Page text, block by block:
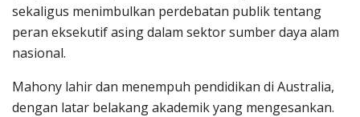
sekaligus menimbulkan perdebatan publik tentang
peran eksekutif asing dalam sektor sumber daya alam
nasional.
Mahony lahir dan menempuh pendidikan di Australia,
dengan latar belakang akademik yang mengesankan.